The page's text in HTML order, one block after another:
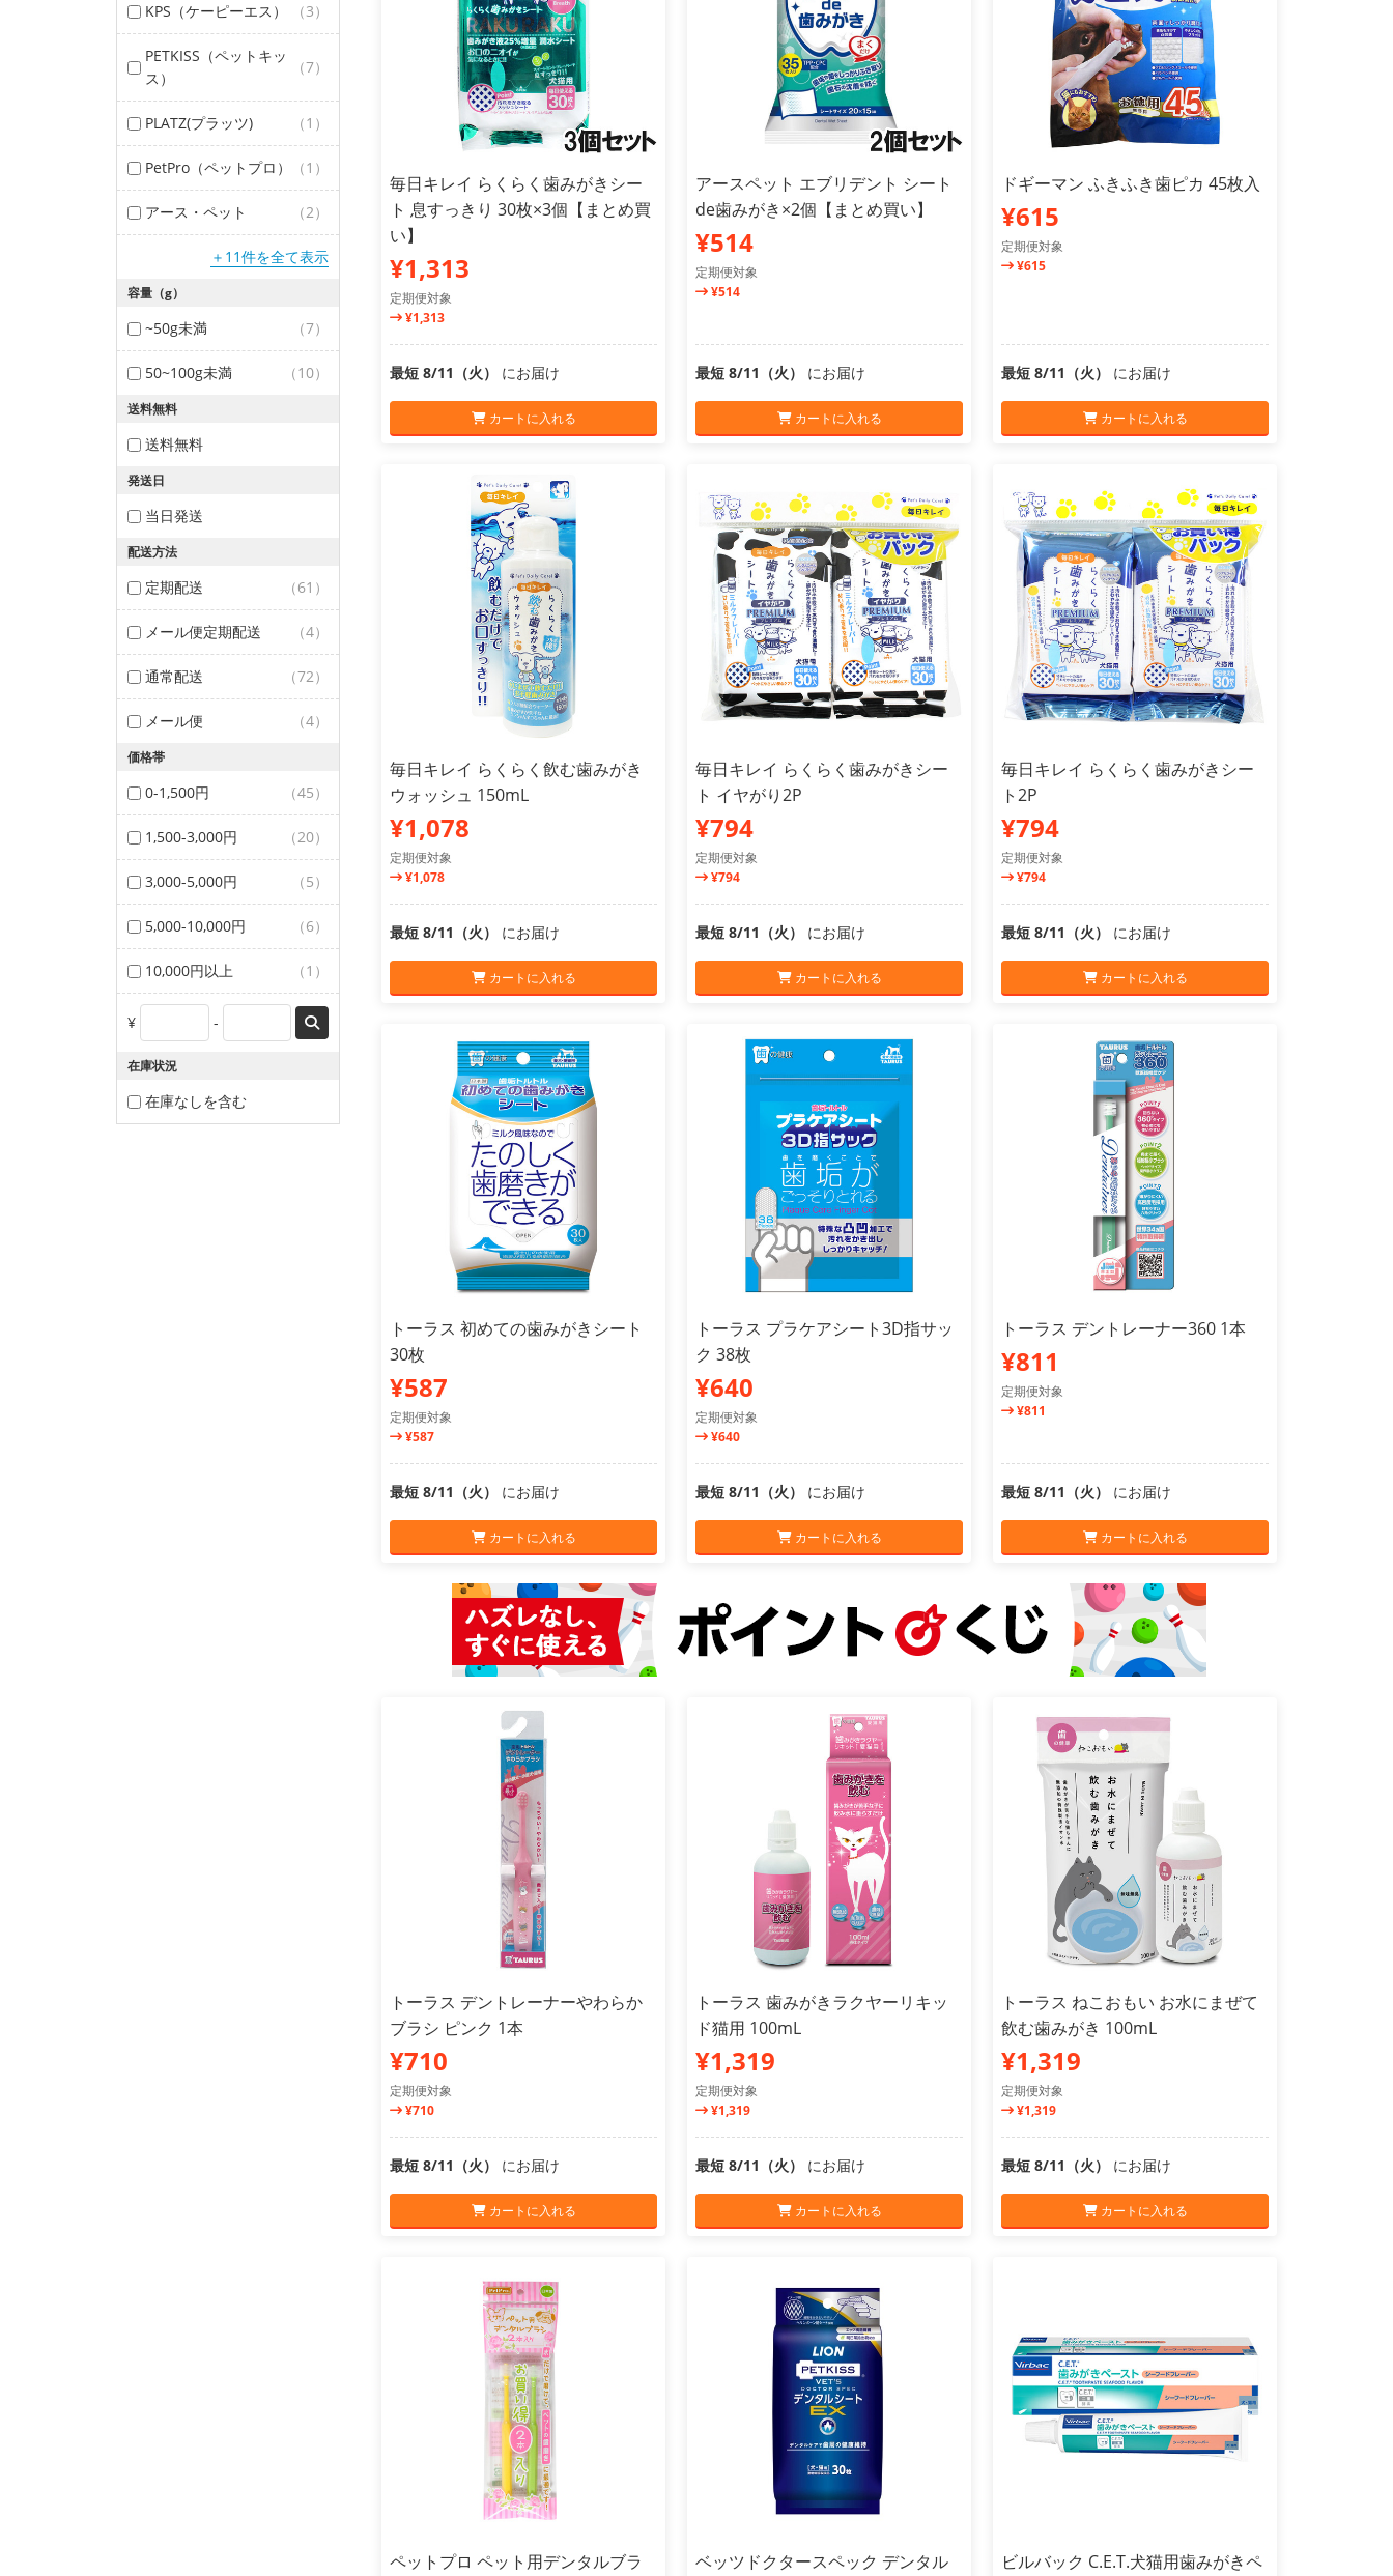
KPS（ケーピーエス） （3）
PETKISS（ペットキッ
ス）
（7）
PLATZ(プラッツ) （1）
PetPro（ペットプロ） （1）
アース・ペット （2）
＋11件を全て表示
容量（g）
~50g未満 （7）
50~100g未満 （10）
送料無料
送料無料
発送日
当日発送
配送方法
定期配送 （61）
メール便定期配送 （4）
通常配送 （72）
メール便 （4）
価格帯
0-1,500円 （45）
1,500-3,000円 （20）
3,000-5,000円 （5）
5,000-10,000円 （6）
10,000円以上 （1）
¥ -
在庫状況
在庫なしを含む
毎日キレイ らくらく歯みがきシー
ト 息すっきり 30枚×3個【まとめ買
い】
¥1,313
定期便対象
¥1,313
最短 8/11（火） にお届け
カートに入れる
アースペット エブリデント シート
de歯みがき×2個【まとめ買い】
¥514
定期便対象
¥514
最短 8/11（火） にお届け
カートに入れる
ドギーマン ふきふき歯ピカ 45枚入
¥615
定期便対象
¥615
最短 8/11（火） にお届け
カートに入れる
毎日キレイ らくらく飲む歯みがき
ウォッシュ 150mL
¥1,078
定期便対象
¥1,078
最短 8/11（火） にお届け
カートに入れる
毎日キレイ らくらく歯みがきシー
ト イヤがり2P
¥794
定期便対象
¥794
最短 8/11（火） にお届け
カートに入れる
毎日キレイ らくらく歯みがきシー
ト2P
¥794
定期便対象
¥794
最短 8/11（火） にお届け
カートに入れる
トーラス 初めての歯みがきシート
30枚
¥587
定期便対象
¥587
最短 8/11（火） にお届け
カートに入れる
トーラス プラケアシート3D指サッ
ク 38枚
¥640
定期便対象
¥640
最短 8/11（火） にお届け
カートに入れる
トーラス デントレーナー360 1本
¥811
定期便対象
¥811
最短 8/11（火） にお届け
カートに入れる
トーラス デントレーナーやわらか
ブラシ ピンク 1本
¥710
定期便対象
¥710
最短 8/11（火） にお届け
カートに入れる
トーラス 歯みがきラクヤーリキッ
ド猫用 100mL
¥1,319
定期便対象
¥1,319
最短 8/11（火） にお届け
カートに入れる
トーラス ねこおもい お水にまぜて
飲む歯みがき 100mL
¥1,319
定期便対象
¥1,319
最短 8/11（火） にお届け
カートに入れる
ペットプロ ペット用デンタルブラ ベッツドクタースペック デンタル ビルバック C.E.T.犬猫用歯みがきペ